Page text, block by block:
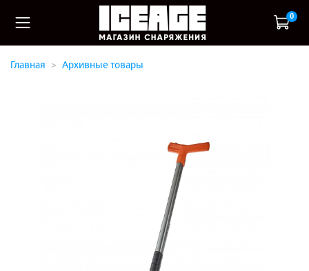
0
Главная Архивные товары